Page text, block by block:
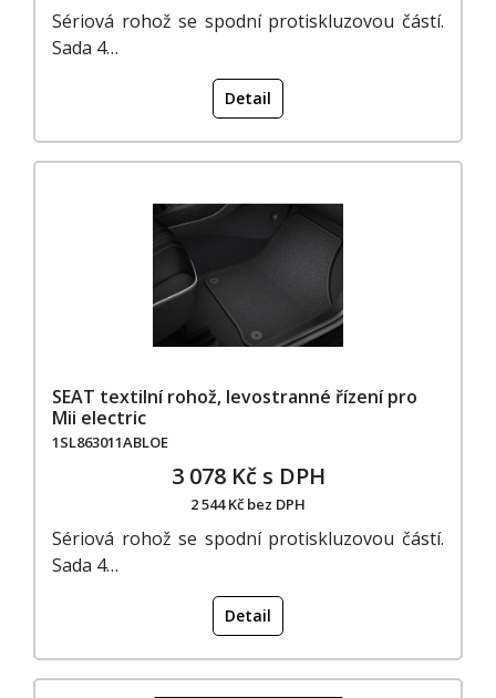
Sériová rohož se spodní protiskluzovou částí.
Sada 4…
Detail
SEAT textilní rohož, levostranné řízení pro
Mii electric
1SL863011ABLOE
3 078 Kč s DPH
2 544 Kč bez DPH
Sériová rohož se spodní protiskluzovou částí.
Sada 4…
Detail